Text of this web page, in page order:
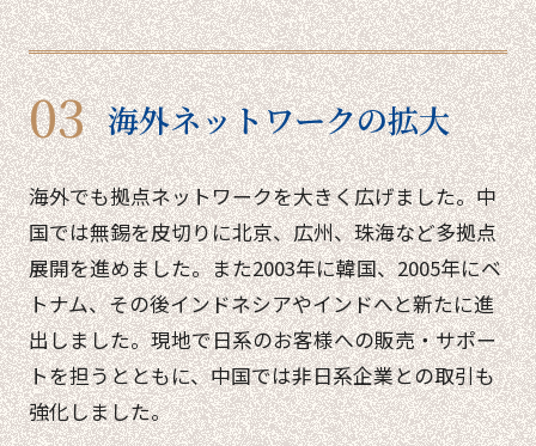
海外ネットワークの拡大
海外でも拠点ネットワークを大きく広げました。中
国では無錫を皮切りに北京、広州、珠海など多拠点
展開を進めました。また2003年に韓国、2005年にベ
トナム、その後インドネシアやインドへと新たに進
出しました。現地で日系のお客様への販売・サポー
トを担うとともに、中国では非日系企業との取引も
強化しました。